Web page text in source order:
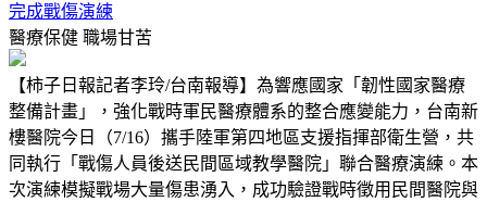
完成戰傷演練
醫療保健 職場甘苦
【柿子日報記者李玲/台南報導】為響應國家「韌性國家醫療
整備計畫」，強化戰時軍民醫療體系的整合應變能力，台南新
樓醫院今日（7/16）攜手陸軍第四地區支援指揮部衛生營，共
同執行「戰傷人員後送民間區域教學醫院」聯合醫療演練。本
次演練模擬戰場大量傷患湧入，成功驗證戰時徵用民間醫院與